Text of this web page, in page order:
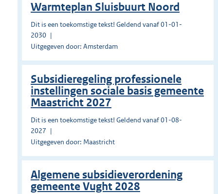
Warmteplan Sluisbuurt Noord
Dit is een toekomstige tekst! Geldend vanaf 01-01-
2030
Uitgegeven door: Amsterdam
Subsidieregeling professionele
instellingen sociale basis gemeente
Maastricht 2027
Dit is een toekomstige tekst! Geldend vanaf 01-08-
2027
Uitgegeven door: Maastricht
Algemene subsidieverordening
gemeente Vught 2028